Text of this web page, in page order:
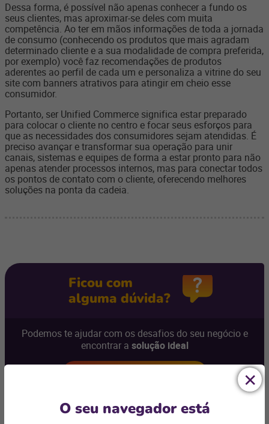
Dessa forma, é possível não apenas conhecer a fundo os
seus clientes, mas aproximar-se deles com muita
competência. Ao ter em mãos informações de toda a jornada
de consumo (conhecendo os produtos que mais agradam
determinado cliente e a sua modalidade de compra preferida,
por exemplo) você faz recomendações de produtos
aderentes ao perfil de cada um e personaliza a vitrine do seu
site com banners atrativos para atingir em cheio esse
consumidor.
Portanto, ser Unified Commerce significa estar preparado
para colocar o cliente no centro e focar seus esforços para
que as necessidades dos consumidores sejam atendidas. É
preciso avançar e transformar sua operação para unir
canais, sistemas e equipes de forma a estar pronto para não
apenas atender processos internos, mas para conectar todos
os pontos de contato com o cliente, oferecendo melhores
soluções na ponta da cadeia.
Ficou com
alguma dúvida?
Podemos te ajudar com os desafios do seu negócio e
encontrar a solução ideal
O seu navegador está